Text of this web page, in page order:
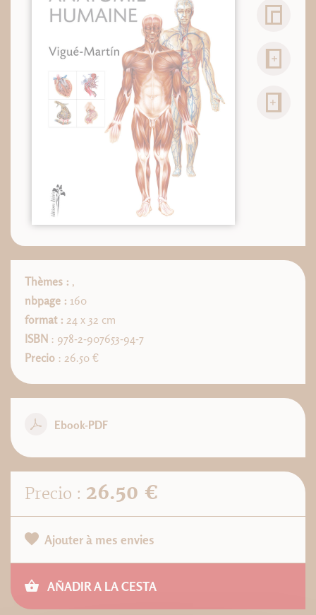
Thèmes : ,
nbpage : 160
format : 24 x 32 cm
ISBN : 978-2-907653-94-7
Precio : 26.50 €
Ebook-PDF
Precio : 26.50 €
Ajouter à mes envies
AÑADIR A LA CESTA